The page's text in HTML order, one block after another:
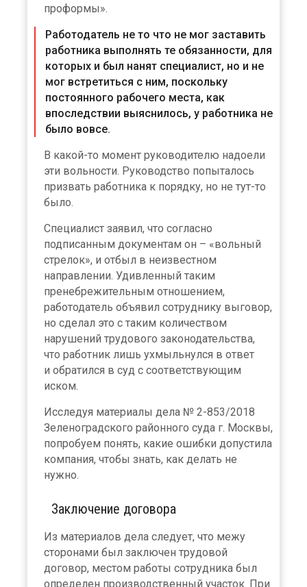
проформы».
Работодатель не то что не мог заставить
работника выполнять те обязанности, для
которых и был нанят специалист, но и не
мог встретиться с ним, поскольку
постоянного рабочего места, как
впоследствии выяснилось, у работника не
было вовсе.
В какой-то момент руководителю надоели
эти вольности. Руководство попыталось
призвать работника к порядку, но не тут-то
было.
Специалист заявил, что согласно
подписанным документам он – «вольный
стрелок», и отбыл в неизвестном
направлении. Удивленный таким
пренебрежительным отношением,
работодатель объявил сотруднику выговор,
но сделал это с таким количеством
нарушений трудового законодательства,
что работник лишь ухмыльнулся в ответ
и обратился в суд с соответствующим
иском.
Исследуя материалы дела № 2-853/2018
Зеленоградского районного суда г. Москвы,
попробуем понять, какие ошибки допустила
компания, чтобы знать, как делать не
нужно.
Заключение договора
Из материалов дела следует, что межу
сторонами был заключен трудовой
договор, местом работы сотрудника был
определен производственный участок. При